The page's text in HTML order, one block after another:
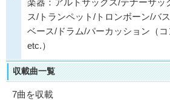
楽器：アルトサックス/テナーサッ
ス/トランペット/トロンボーン/バ
ベース/ドラム/パーカッション（
etc.）
収載曲一覧
7曲を収載